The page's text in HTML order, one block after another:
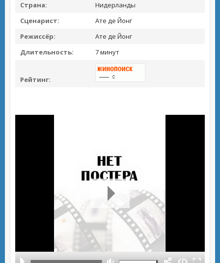
Страна:
Нидерланды
Сценарист:
Ате де Йонг
Режиссёр:
Ате де Йонг
Длительность:
7 минут
Рейтинг: